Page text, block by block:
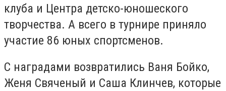
клуба и Центра детско-юношеского
творчества. А всего в турнире приняло
участие 86 юных спортсменов.
С наградами возвратились Ваня Бойко,
Женя Свяченый и Саша Клинчев, которые